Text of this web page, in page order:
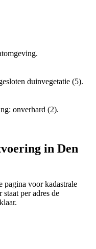
duinvegetatie (5).
onverhard (2).
in Den
pagina voor kadastrale
per adres de